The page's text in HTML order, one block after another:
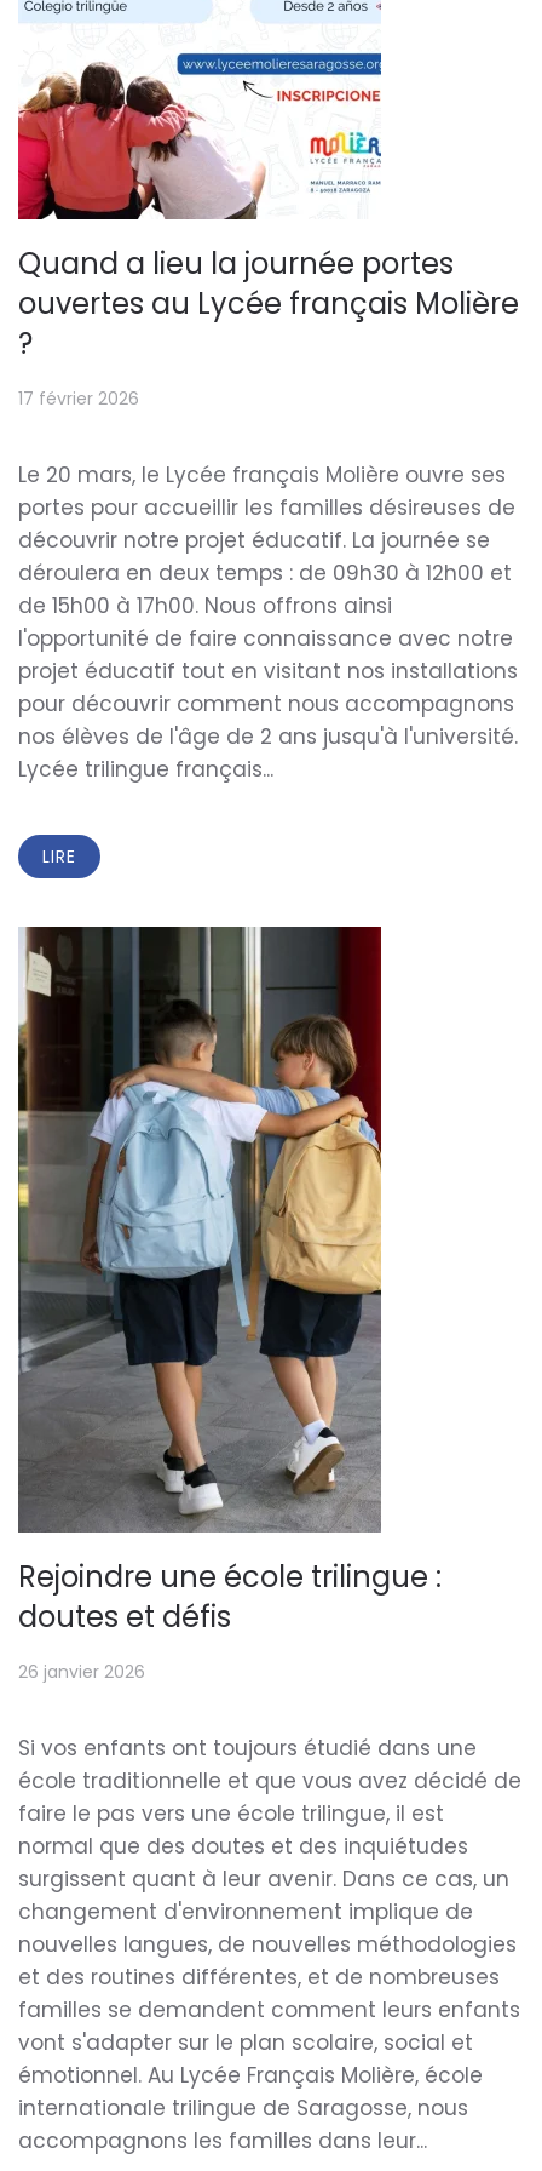
Quand a lieu la journée portes
ouvertes au Lycée français Molière
?
17 février 2026
Le 20 mars, le Lycée français Molière ouvre ses
portes pour accueillir les familles désireuses de
découvrir notre projet éducatif. La journée se
déroulera en deux temps : de 09h30 à 12h00 et
de 15h00 à 17h00. Nous offrons ainsi
l'opportunité de faire connaissance avec notre
projet éducatif tout en visitant nos installations
pour découvrir comment nous accompagnons
nos élèves de l'âge de 2 ans jusqu'à l'université.
Lycée trilingue français...
LIRE
Rejoindre une école trilingue :
doutes et défis
26 janvier 2026
Si vos enfants ont toujours étudié dans une
école traditionnelle et que vous avez décidé de
faire le pas vers une école trilingue, il est
normal que des doutes et des inquiétudes
surgissent quant à leur avenir. Dans ce cas, un
changement d'environnement implique de
nouvelles langues, de nouvelles méthodologies
et des routines différentes, et de nombreuses
familles se demandent comment leurs enfants
vont s'adapter sur le plan scolaire, social et
émotionnel. Au Lycée Français Molière, école
internationale trilingue de Saragosse, nous
accompagnons les familles dans leur...